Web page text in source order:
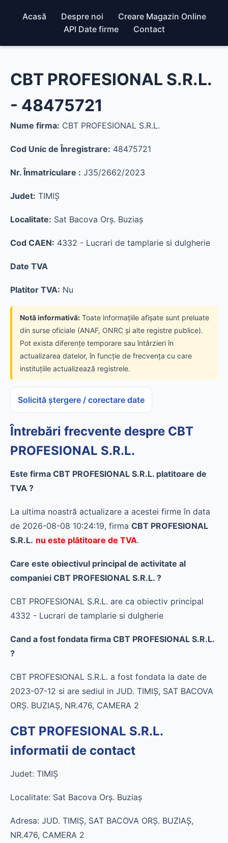
Acasă Despre noi
Creare Magazin Online
API Date firme
Contact
CBT PROFESIONAL S.R.L.
- 48475721
Nume firma: CBT PROFESIONAL S.R.L.
Cod Unic de Înregistrare: 48475721
Nr. Înmatriculare : J35/2662/2023
Judet: TIMIŞ
Localitate: Sat Bacova Orş. Buziaş
Cod CAEN: 4332 - Lucrari de tamplarie si dulgherie
Date TVA
Platitor TVA: Nu
Notă informativă: Toate informațiile afișate sunt preluate
din surse oficiale (ANAF, ONRC și alte registre publice).
Pot exista diferențe temporare sau întârzieri în
actualizarea datelor, în funcție de frecvența cu care
instituțiile actualizează registrele.
Solicită ștergere / corectare date
Întrebări frecvente despre CBT
PROFESIONAL S.R.L.
Este firma CBT PROFESIONAL S.R.L. platitoare de
TVA ?
La ultima noastră actualizare a acestei firme în data
de 2026-08-08 10:24:19, firma CBT PROFESIONAL
S.R.L. nu este plătitoare de TVA.
Care este obiectivul principal de activitate al
companiei CBT PROFESIONAL S.R.L. ?
CBT PROFESIONAL S.R.L. are ca obiectiv principal
4332 - Lucrari de tamplarie si dulgherie
Cand a fost fondata firma CBT PROFESIONAL S.R.L.
?
CBT PROFESIONAL S.R.L. a fost fondata la date de
2023-07-12 si are sediul in JUD. TIMIŞ, SAT BACOVA
ORŞ. BUZIAŞ, NR.476, CAMERA 2
CBT PROFESIONAL S.R.L.
informatii de contact
Judet: TIMIŞ
Localitate: Sat Bacova Orş. Buziaş
Adresa: JUD. TIMIŞ, SAT BACOVA ORŞ. BUZIAŞ,
NR.476, CAMERA 2